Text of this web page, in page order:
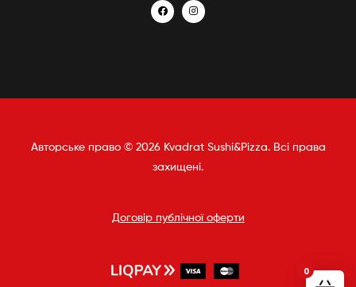
Авторське право © 2026 Kvadrat Sushi&Pizza. Всі права
захищені.
Договір публічної оферти
0